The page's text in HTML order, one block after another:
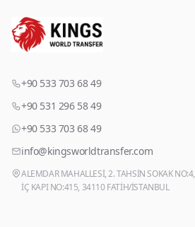
+90 533 703 68 49
+90 531 296 58 49
+90 533 703 68 49
info@kingsworldtransfer.com
ALEMDAR MAHALLESİ, 2. TAHSİN SOKAK NO:4,
İÇ KAPI NO:415, 34110 FATİH/İSTANBUL